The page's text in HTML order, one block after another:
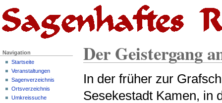
Der Geistergang
In der früher zur
Sesekestadt Kamen, in
Navigation
Startseite
Veranstaltungen
Sagenverzeichnis
Ortsverzeichnis
Umkreissuche